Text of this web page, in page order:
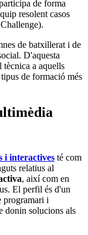
de forma
resolent casos
de batxillerat i de
D'aquesta
tècnica a aquells
de formació més
i interactives té com
relatius al
, així com en
El perfil és d'un
programari i
donin solucions als